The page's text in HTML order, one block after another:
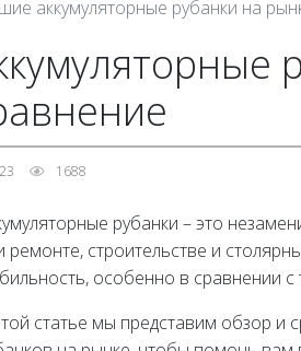
аккумуляторные рубанки на
1688
рубанки – это
ремонте, строительстве и
особенно в сравнении
статье мы представим обзор и